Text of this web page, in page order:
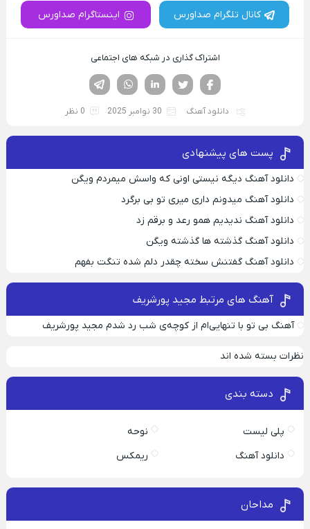
کانال تلگرام صداورس اینستاگرام صداورس
اشتراک گذاری در شبکه های اجتماعی
لینکدین تویتر
فیسوک
دانلود آهنگ 30 نوامبر 2025 0 نظر
پست های پیشنهادی
دانلود آهنگ دیگه نیستی اونی که واسش میمردم ویگن
دانلود آهنگ میدونم داری میری تو بی برگرد
دانلود آهنگ ندیدیم همو رعد و برقم زد
دانلود آهنگ گذشته ها گذشته ویگن
دانلود آهنگ گفتنش سخته چقدر دلم شده تنگت بفهم
آهنگ های مرتبط مجید پورشریف
آهنگ بی تو با تنهایی‌ام از کوچه‌‌ی شب رد شدم مجید پورشریف
نظرات بسته شده اند
دسته بندی
پلی لیست
نوحه
دانلود آهنگ
ریمکس
مداحان